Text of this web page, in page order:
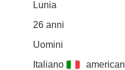
Lunia
26 anni
Uomini
Italiano american